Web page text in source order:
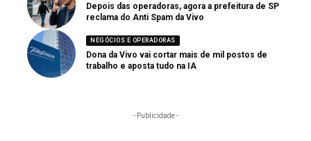
Depois das operadoras, agora a prefeitura de SP
reclama do Anti Spam da Vivo
NEGÓCIOS E OPERADORAS
Dona da Vivo vai cortar mais de mil postos de
trabalho e aposta tudo na IA
- Publicidade -